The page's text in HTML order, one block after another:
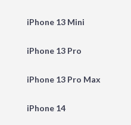
iPhone 13 Mini
iPhone 13 Pro
iPhone 13 Pro Max
iPhone 14